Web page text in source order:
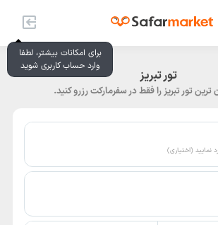
برای امکانات بیشتر، لطفا
وارد حساب کاربری شوید
تور تبریز
ترین تور تبریز را فقط در سفرمارکت رزرو کنید.
نمایید (اختیاری)